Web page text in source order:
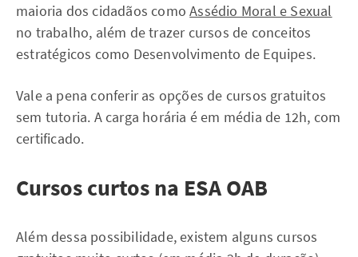
maioria dos cidadãos comoAssédio Moral e Sexual
no trabalho, além de trazer cursos de conceitos
estratégicos como Desenvolvimento de Equipes.
Vale a pena conferir as opções de cursos gratuitos
sem tutoria. A carga horária é em média de 12h, com
certificado.
Cursos curtos na ESA OAB
Além dessa possibilidade, existem alguns cursos